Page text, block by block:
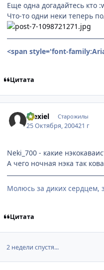
Еще одна догадайтесь кто
Что-то одни неки теперь
<span style='font-
Цитата
Alexiel Старожилы
25 Октября, 200421 г
Neki_700 - какие
А чего ночная нэка так
Молюсь за диких сердцем,
Цитата
2 недели спустя...